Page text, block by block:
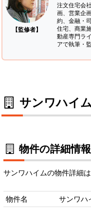
【監修者】
注文住宅会
画、営業企
約、金融・
住宅、商業
動産専門ラ
アで執筆・監
サンワハイ
物件の詳細情報
サンワハイムの物件詳細は
物件名
サンワハ